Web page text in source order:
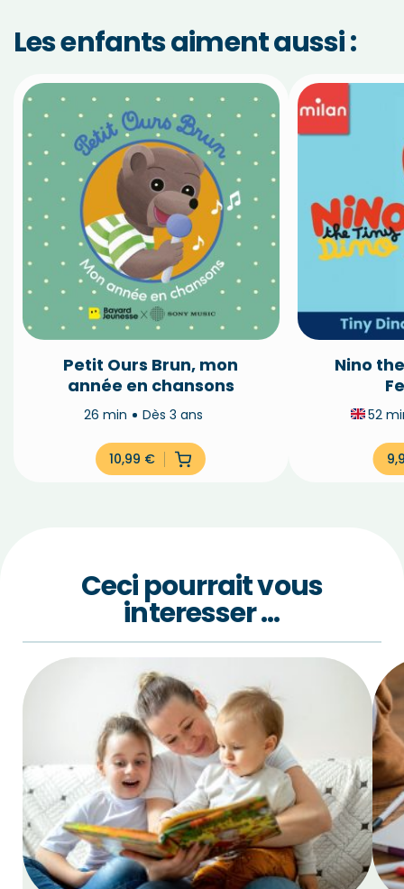
Les enfants aiment aussi :
Petit Ours Brun, mon
année en chansons
26 min Dès 3 ans
10,99 €
Nino
52
Ceci pourrait vous
interesser …